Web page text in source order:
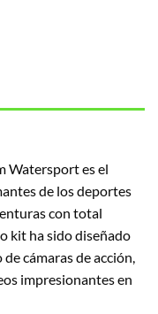
Watersport es el
de los deportes
con total
kit ha sido diseñado
cámaras de acción,
impresionantes en